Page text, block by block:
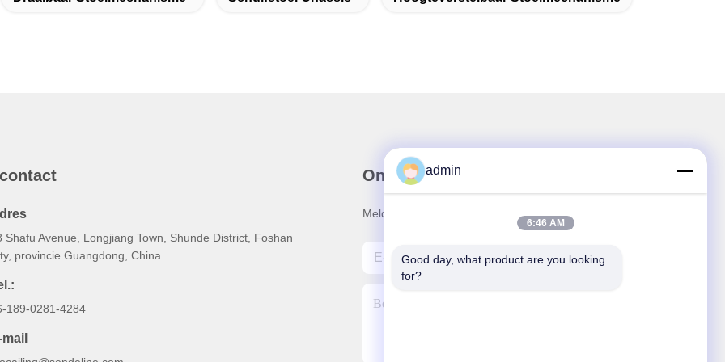
Shafu Avenue, Longjiang Town, Shunde District, Foshan
provincie Guangdong, China
189-0281-4284
Onze Nieuwsbrief
Meld je aan voor onze nieuwsbrief voor kortingen en meer.
admin
6:46 AM
Good day, what product are you looking
for?